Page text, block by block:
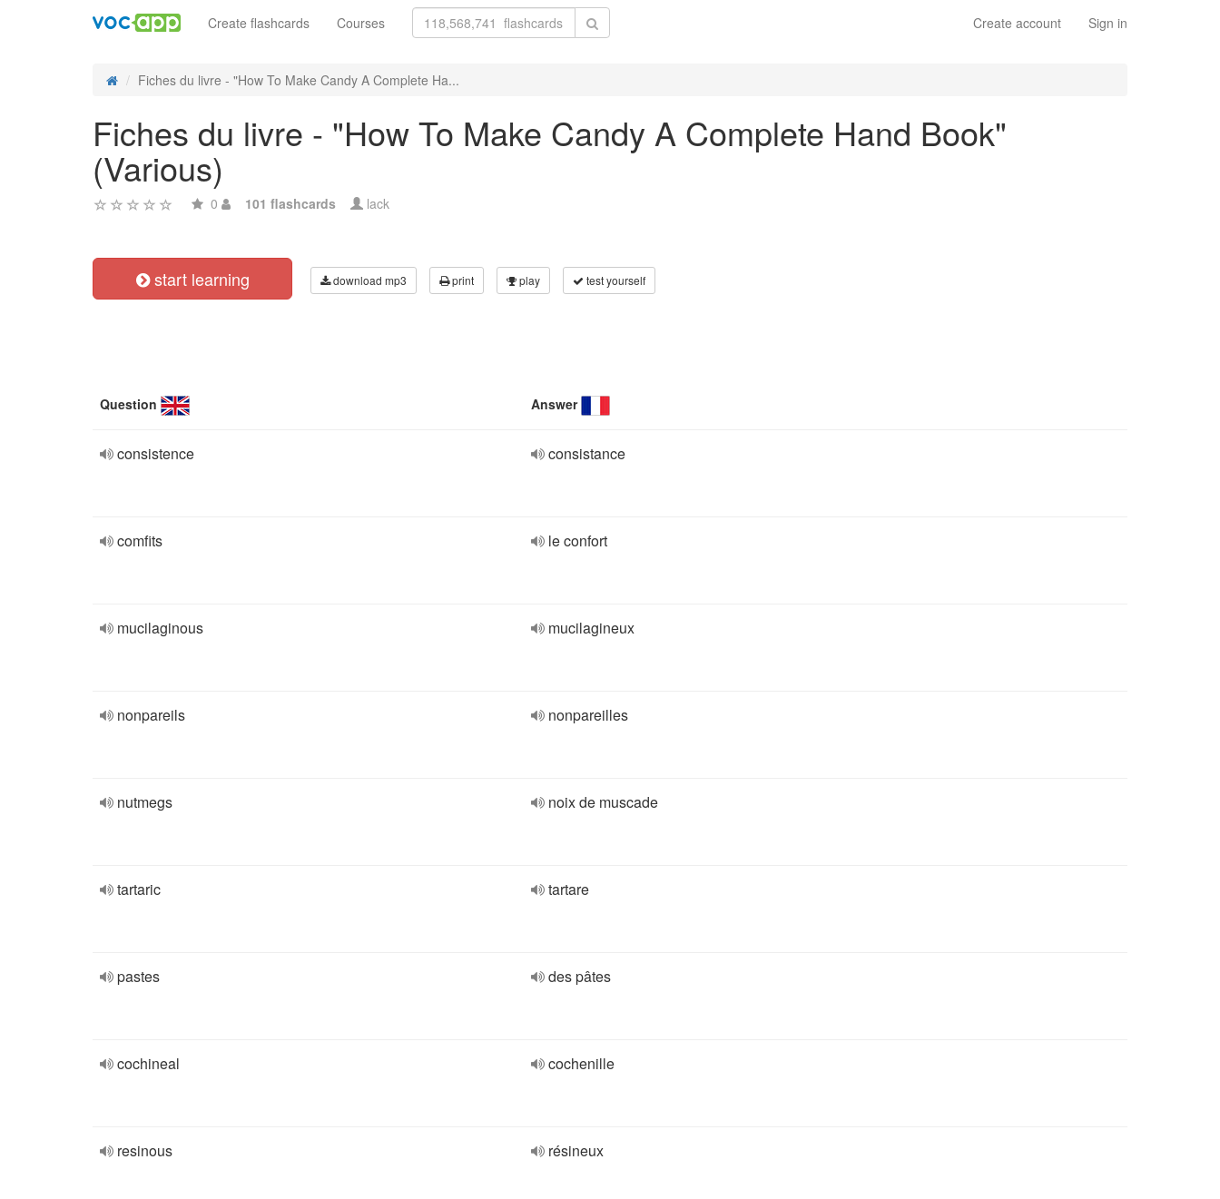
Create account Sign in
Create flashcards Courses
Fiches du livre - "How To Make Candy A Complete Ha...
Fiches du livre - "How To Make Candy A Complete Hand Book"
(Various)
0 101 flashcards lack
start learning download mp3 print play test yourself
Question Answer
consistence consistance
comfits le confort
mucilaginous mucilagineux
nonpareils nonpareilles
nutmegs noix de muscade
tartaric tartare
pastes des pâtes
cochineal cochenille
resinous résineux